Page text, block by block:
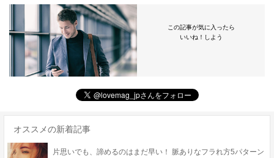
この記事が気に入ったら
いいね！しよう
オススメの新着記事
片思いでも、諦めるのはまだ早い！ 脈ありなフラれ方5パターン